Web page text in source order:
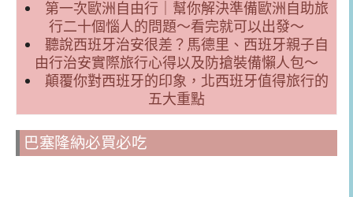
第一次歐洲自由行｜幫你解決準備歐洲自助旅
行二十個惱人的問題～看完就可以出發～
聽說西班牙治安很差？馬德里、西班牙親子自
由行治安實際旅行心得以及防搶裝備懶人包～
顛覆你對西班牙的印象，北西班牙值得旅行的
五大重點
巴塞隆納必買必吃